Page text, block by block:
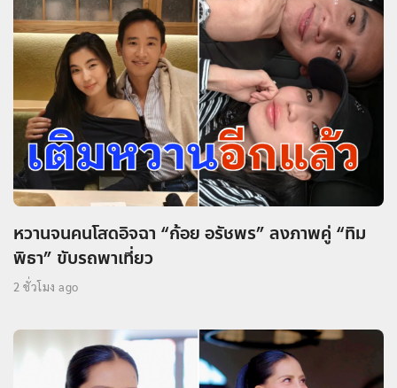
หวานจนคนโสดอิจฉา “ก้อย อรัชพร” ลงภาพคู่ “ทิม
พิธา” ขับรถพาเที่ยว
2 ชั่วโมง ago